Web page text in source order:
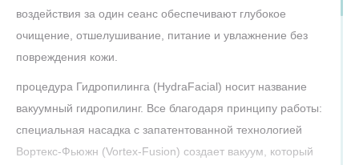
воздействия за один сеанс обеспечивают глубокое
очищение, отшелушивание, питание и увлажнение без
повреждения кожи.
процедура Гидропилинга (HydraFacial) носит название
вакуумный гидропилинг. Все благодаря принципу работы:
специальная насадка с запатентованной технологией
Вортекс-Фьюжн (Vortex-Fusion) создает вакуум, который